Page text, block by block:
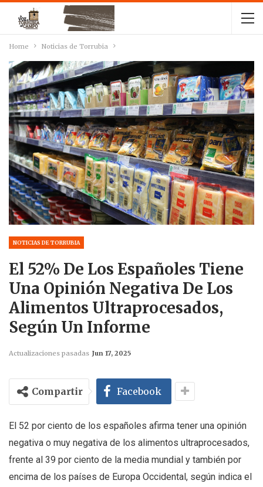
Home Noticias de Torrubia
NOTICIAS DE TORRUBIA
El 52% De Los Españoles Tiene
Una Opinión Negativa De Los
Alimentos Ultraprocesados,
Según Un Informe
Actualizaciones pasadas Jun 17, 2025
Compartir Facebook
El 52 por ciento de los españoles afirma tener una opinión
negativa o muy negativa de los alimentos ultraprocesados,
frente al 39 por ciento de la media mundial y también por
encima de los países de Europa Occidental, según indica el